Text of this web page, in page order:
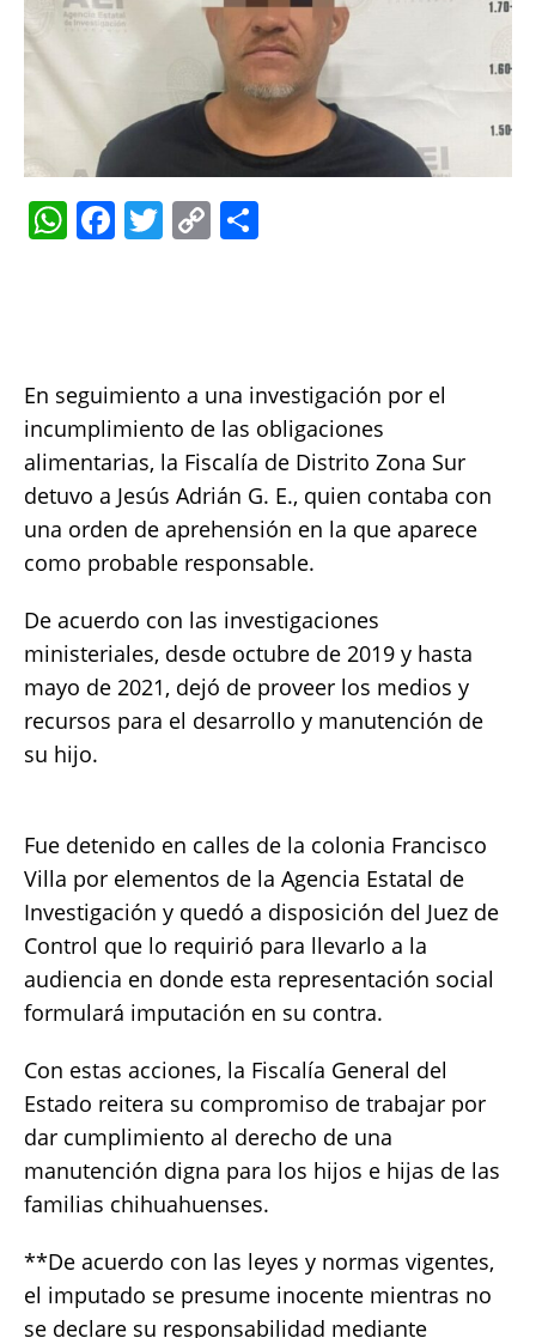
W
p
p
F
b
o
o
k
T C
n
k
En seguimiento a una investigación por el
incumplimiento de las obligaciones
alimentarias, la Fiscalía de Distrito Zona Sur
detuvo a Jesús Adrián G. E., quien contaba con
una orden de aprehensión en la que aparece
como probable responsable.
De acuerdo con las investigaciones
ministeriales, desde octubre de 2019 y hasta
mayo de 2021, dejó de proveer los medios y
recursos para el desarrollo y manutención de
su hijo.
Fue detenido en calles de la colonia Francisco
Villa por elementos de la Agencia Estatal de
Investigación y quedó a disposición del Juez de
Control que lo requirió para llevarlo a la
audiencia en donde esta representación social
formulará imputación en su contra.
Con estas acciones, la Fiscalía General del
Estado reitera su compromiso de trabajar por
dar cumplimiento al derecho de una
manutención digna para los hijos e hijas de las
familias chihuahuenses.
**De acuerdo con las leyes y normas vigentes,
el imputado se presume inocente mientras no
se declare su responsabilidad mediante